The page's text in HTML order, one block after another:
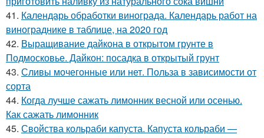
41. Календарь обработки винограда. Календарь работ на
винограднике в таблице, на 2020 год
42. Выращивание дайкона в открытом грунте в
Подмосковье. Дайкон: посадка в открытый грунт
43. Сливы мочегонные или нет. Польза в зависимости от
сорта
44. Когда лучше сажать лимонник весной или осенью.
Как сажать лимонник
45. Свойства кольраби капуста. Капуста кольраби —